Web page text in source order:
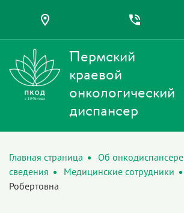
Пермский
краевой
онкологический
диспансер
Главная страница Об онкодиспансере
сведения
Медицинские сотрудники
Робертовна